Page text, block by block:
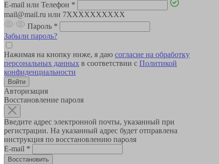
E-mail или Телефон *
mail@mail.ru или 7XXXXXXXXXX
Пароль *
Забыли пароль?
Нажимая на кнопку ниже, я даю согласие на обработку
персональных данных в соответствии с Политикой
конфиденциальности
Авторизация
Восстановление пароля
Введите адрес электронной почты, указанный при
регистрации. На указанный адрес будет отправлена
инструкция по восстановлению пароля
E-mail *